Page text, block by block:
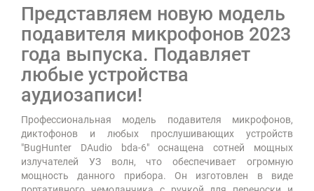
Представляем новую модель
подавителя микрофонов 2023
года выпуска. Подавляет
любые устройства
аудиозаписи!
Профессиональная модель подавителя микрофонов,
диктофонов и любых прослушивающих устройств
"BugHunter DAudio bda-6" оснащена сотней мощных
излучателей УЗ волн, что обеспечивает огромную
мощность данного прибора. Он изготовлен в виде